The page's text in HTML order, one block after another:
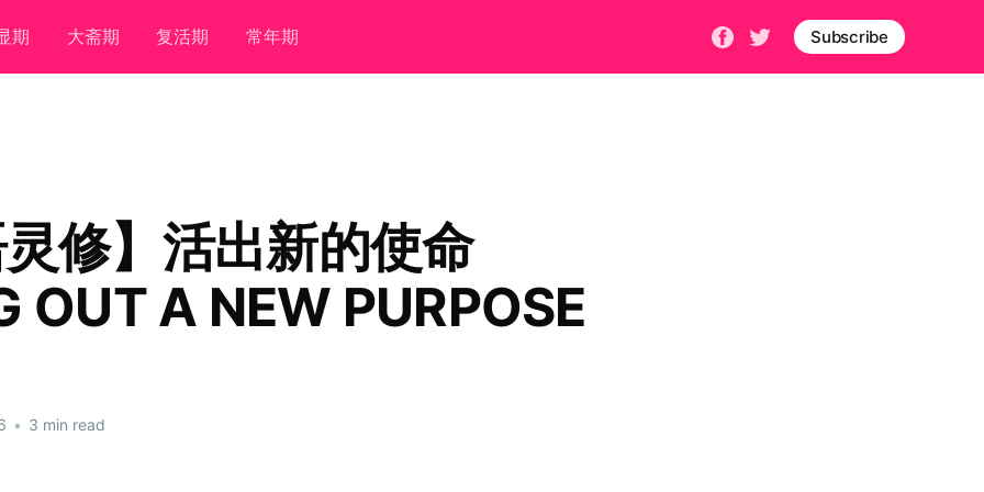
期 大斋期 复活期 常年期 Subscribe
修】活出新的使命
OUT A NEW PURPOSE
• 3 min read